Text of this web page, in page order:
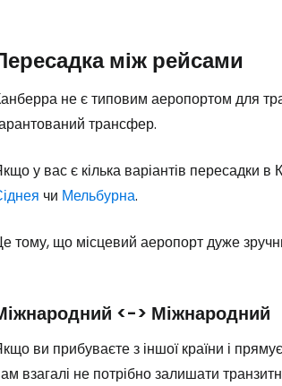
між рейсами
не є типовим аеропортом для
трансфер.
у вас є кілька варіантів пересадки
чи Мельбурна.
тому, що місцевий аеропорт дуже
<-> Міжнародний
ви прибуваєте з іншої країни і
взагалі не потрібно залишати